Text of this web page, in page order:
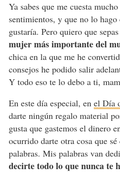
Ya sabes que me cuesta
sentimientos, y que no lo
gustaría. Pero quiero que
mujer más importante del
chica en la que me he
consejos he podido salir
Y todo eso te lo debo a ti,
En este día especial, en el Día
darte ningún regalo material
gusta que gastemos el dinero
ocurrido darte otra cosa que
palabras. Mis palabras van
decirte todo lo que nunca te